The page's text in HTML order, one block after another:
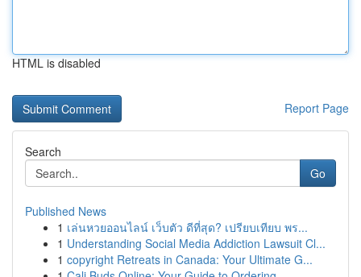
HTML is disabled
Report Page
Search
Go
Published News
1 เล่นหวยออนไลน์ เว็บตัว ดีที่สุด? เปรียบเทียบ พร...
1 Understanding Social Media Addiction Lawsuit Cl...
1 copyright Retreats in Canada: Your Ultimate G...